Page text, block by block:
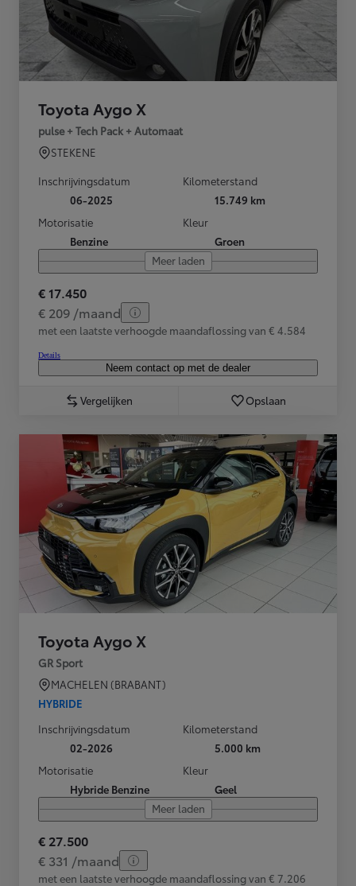
Toyota Aygo X
pulse + Tech Pack + Automaat
STEKENE
Inschrijvingsdatum
06-2025
Kilometerstand
15.749 km
Motorisatie
Benzine
Kleur
Groen
Meer laden
€ 17.450
€ 209 /maand
met een laatste verhoogde maandaflossing van € 4.584
Details
Neem contact op met de dealer
Vergelijken Opslaan
Toyota Aygo X
GR Sport
MACHELEN (BRABANT)
HYBRIDE
Inschrijvingsdatum
02-2026
Kilometerstand
5.000 km
Motorisatie
Hybride Benzine
Kleur
Geel
Meer laden
€ 27.500
€ 331 /maand
met een laatste verhoogde maandaflossing van € 7.206